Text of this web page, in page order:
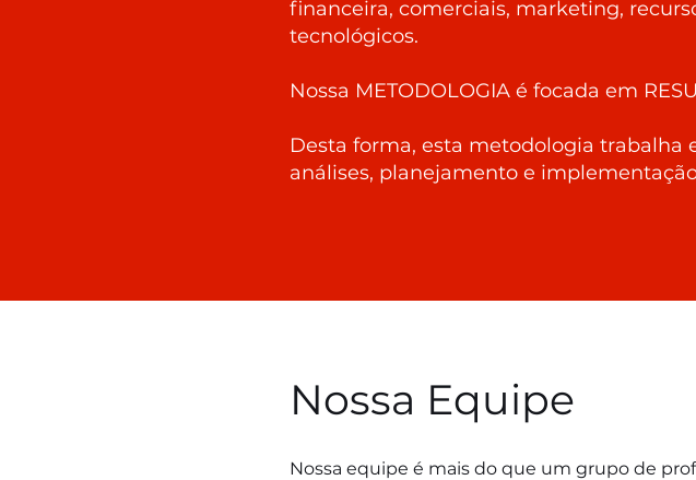
financeira, comerciais, marketing,
tecnológicos.
Nossa METODOLOGIA é focada em
Desta forma, esta metodologia trabalha
análises, planejamento e
Nossa Equipe
Nossa equipe é mais do que um grupo de